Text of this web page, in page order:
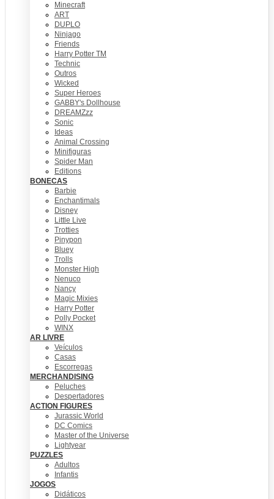
Minecraft
ART
DUPLO
Ninjago
Friends
Harry Potter TM
Technic
Outros
Wicked
Super Heroes
GABBY's Dollhouse
DREAMZzz
Sonic
Ideas
Animal Crossing
Minifiguras
Spider Man
Editions
BONECAS
Barbie
Enchantimals
Disney
Little Live
Trotties
Pinypon
Bluey
Trolls
Monster High
Nenuco
Nancy
Magic Mixies
Harry Potter
Polly Pocket
WINX
AR LIVRE
Veículos
Casas
Escorregas
MERCHANDISING
Peluches
Despertadores
ACTION FIGURES
Jurassic World
DC Comics
Master of the Universe
Lightyear
PUZZLES
Adultos
Infantis
JOGOS
Didáticos